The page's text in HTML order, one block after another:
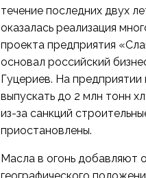
течение последних двух
оказалась реализация
проекта предприятия
основал российский
Гуцериев. На предприятии
выпускать до 2 млн тонн
из-за санкций
приостановлены.
Масла в огонь добавляют